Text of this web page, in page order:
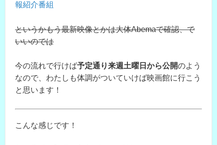
報紹介番組
というかもう最新映像とかは大体Abemaで確認、で
いいのでは
今の流れで行けば予定通り来週土曜日から公開のよう
なので、わたしも体調がついていけば映画館に行こう
と思います！
こんな感じです！